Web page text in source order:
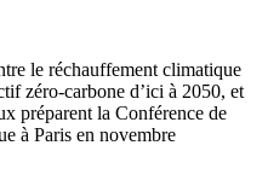
le réchauffement climatique
zéro-carbone d’ici à 2050, et
préparent la Conférence de
à Paris en novembre